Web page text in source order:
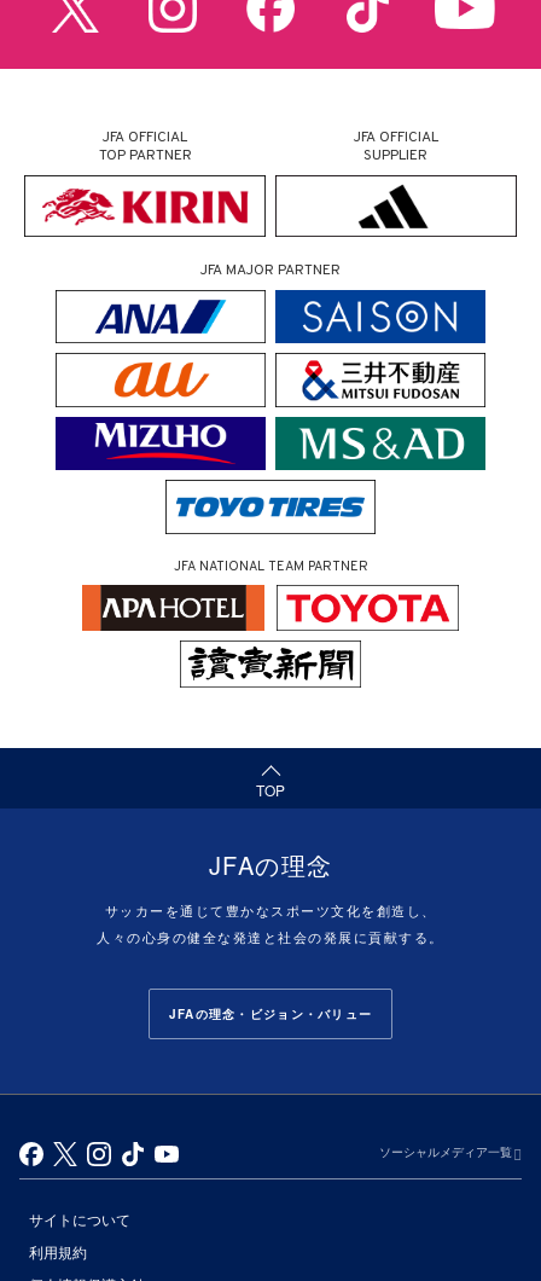
JFA OFFICIAL
TOP PARTNER
JFA OFFICIAL
SUPPLIER
JFA MAJOR PARTNER
JFA NATIONAL TEAM PARTNER
TOP
（ページの先頭へ）
JFAの理念
サッカーを通じて豊かなスポーツ文化を創造し、
人々の心身の健全な発達と社会の発展に貢献する。
JFAの理念・ビジョン・バリュー
ソーシャルメディア一覧
サイトについて
利用規約